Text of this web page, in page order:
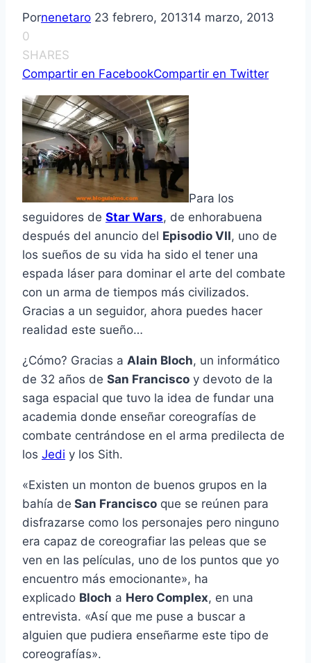
Pornenetaro 23 febrero, 201314 marzo, 2013
0
SHARES
Compartir en FacebookCompartir en Twitter
Para los
seguidores de Star Wars, de enhorabuena
después del anuncio del Episodio VII, uno de
los sueños de su vida ha sido el tener una
espada láser para dominar el arte del combate
con un arma de tiempos más civilizados.
Gracias a un seguidor, ahora puedes hacer
realidad este sueño…
¿Cómo? Gracias a Alain Bloch, un informático
de 32 años de San Francisco y devoto de la
saga espacial que tuvo la idea de fundar una
academia donde enseñar coreografí­as de
combate centrándose en el arma predilecta de
los Jedi y los Sith.
«Existen un monton de buenos grupos en la
bahí­a de San Francisco que se reúnen para
disfrazarse como los personajes pero ninguno
era capaz de coreografiar las peleas que se
ven en las pelí­culas, uno de los puntos que yo
encuentro más emocionante», ha
explicado Bloch a Hero Complex, en una
entrevista. «Así­ que me puse a buscar a
alguien que pudiera enseñarme este tipo de
coreografí­as».